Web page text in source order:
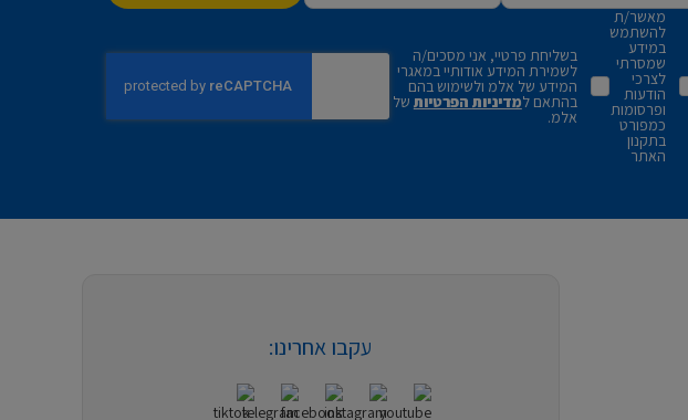
מאשר/ת
להשתמש
במידע
שמסרתי
לצרכי
הודעות
ופרסומות
כמפורט
בתקנון
האתר
בשליחת פרטיי, אני מסכים/ה
לשמירת המידע אודותיי במאגרי
המידע של אלמ ולשימוש בהם
בהתאם למדיניות הפרטיות של
אלמ.
עקבו אחרינו: